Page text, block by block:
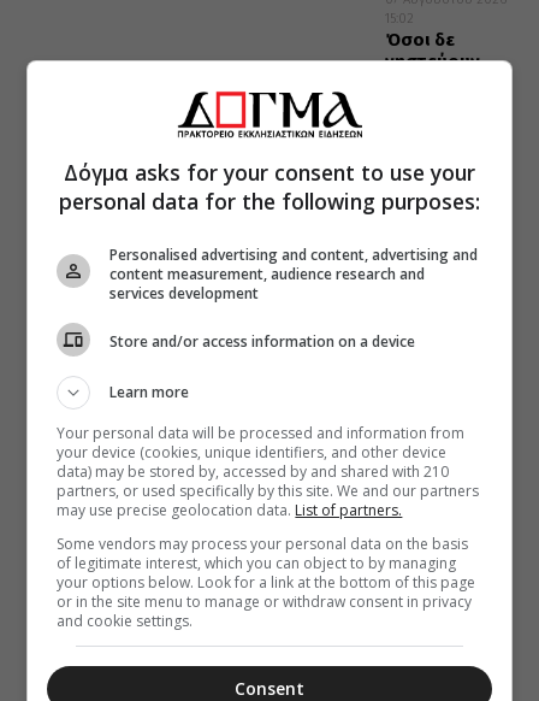
15:02
Όσοι δε
νηστεύουν
Δόγμα asks for your consent to use your
personal data for the following purposes:
Personalised advertising and content, advertising and
content measurement, audience research and
services development
Store and/or access information on a device
Learn more
Your personal data will be processed and information from
your device (cookies, unique identifiers, and other device
data) may be stored by, accessed by and shared with 210
partners, or used specifically by this site. We and our partners
may use precise geolocation data. List of partners.
Some vendors may process your personal data on the basis
of legitimate interest, which you can object to by managing
your options below. Look for a link at the bottom of this page
or in the site menu to manage or withdraw consent in privacy
and cookie settings.
Consent